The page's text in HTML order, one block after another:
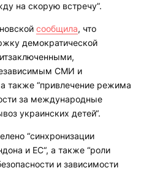
на скорую встречу”.
сообщила, что
демократической
СМИ и
также “привлечение режима
за международные
украинских детей“.
“синхронизации
и ЕС“, а также “роли
и зависимости